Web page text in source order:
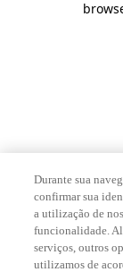
Durante sua
confirmar sua
a utilização de
funcionalidade.
serviços, outros
utilizamos de